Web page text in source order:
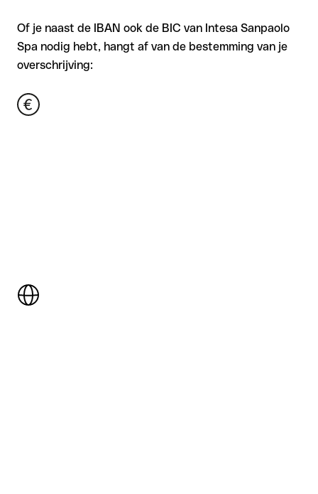
Of je naast de IBAN ook de BIC van Intesa Sanpaolo
Spa nodig hebt, hangt af van de bestemming van je
overschrijving: